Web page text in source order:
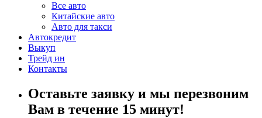
Все авто
Китайские авто
Авто для такси
Автокредит
Выкуп
Трейд ин
Контакты
Оставьте заявку и мы перезвоним
Вам в течение 15 минут!